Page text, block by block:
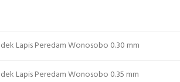
Lapis Peredam Wonosobo 0.30 mm
Lapis Peredam Wonosobo 0.35 mm